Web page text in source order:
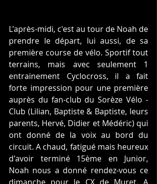
L'après-midi, c'est au tour de Noah de
prendre le départ, lui aussi, de sa
première course de vélo. Sportif tout
terrains, mais avec seulement 1
entrainement Cyclocross, il a fait
forte impression pour une première
auprès du fan-club du Sorèze Vélo -
Club (Lilian, Baptiste & Baptiste, leurs
parents, Hervé, Didier et Médéric) qui
ont donné de la voix au bord du
circuit. A chaud, fatigué mais heureux
d'avoir terminé 15ème en Junior,
Noah nous a donné rendez-vous ce